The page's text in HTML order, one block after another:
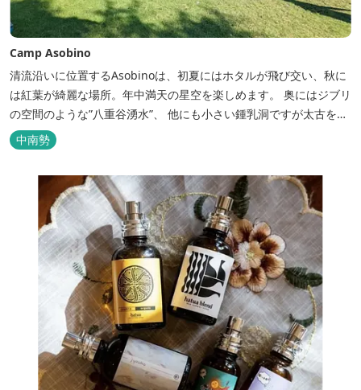
Camp Asobino
清流沿いに位置するAsobinoは、初夏にはホタルが飛び交い、秋に
は紅葉が綺麗な場所。年中満天の星空を楽しめます。 奥にはジブリ
の空間のような”八重谷湧水”、 他にも小さい鍾乳洞ですが太古を想
像させる”風穴”などがあり、自然が豊かなスポットです。 wi-fi完
備。テントサウナもご利用いただけます。 また近くには廃校を活用
中南勢